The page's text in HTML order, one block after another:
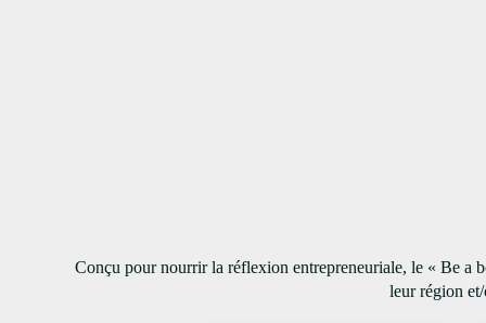
Conçu pour nourrir la réflexion entrepreneuriale, le « Be a
leur région